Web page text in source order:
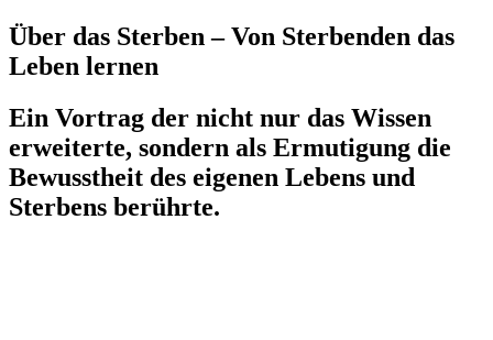
Über das Sterben – Von Sterbenden das
Leben lernen
Ein Vortrag der nicht nur das Wissen
erweiterte, sondern als Ermutigung die
Bewusstheit des eigenen Lebens und
Sterbens berührte.